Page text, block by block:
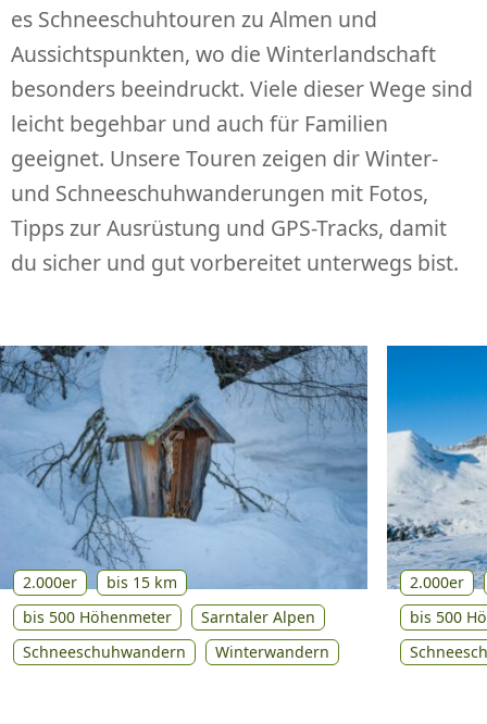
es Schneeschuhtouren zu Almen und
Aussichtspunkten, wo die Winterlandschaft
besonders beeindruckt. Viele dieser Wege sind
leicht begehbar und auch für Familien
geeignet. Unsere Touren zeigen dir Winter-
und Schneeschuhwanderungen mit Fotos,
Tipps zur Ausrüstung und GPS-Tracks, damit
du sicher und gut vorbereitet unterwegs bist.
2.000er
bis 15 km
bis 500 Höhenmeter
Sarntaler Alpen
Schneeschuhwandern
Winterwandern
2.000er
bis 500